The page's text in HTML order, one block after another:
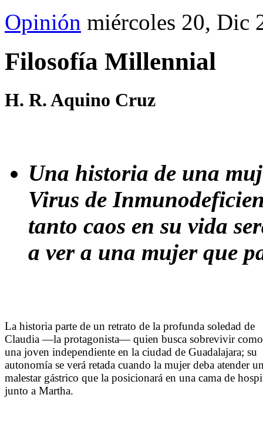
Opinión miércoles 20, Dic
Filosofía Millennial
H. R. Aquino Cruz
Una historia de una
Virus de
tanto caos en su vida
a ver a una mujer que
La historia parte de un retrato de la profunda soledad de
Claudia —la protagonista— quien busca sobrevivir como
una joven independiente en la ciudad de Guadalajara; su
autonomía se verá retada cuando la mujer deba atender
malestar gástrico que la posicionará en una cama de
junto a Martha.